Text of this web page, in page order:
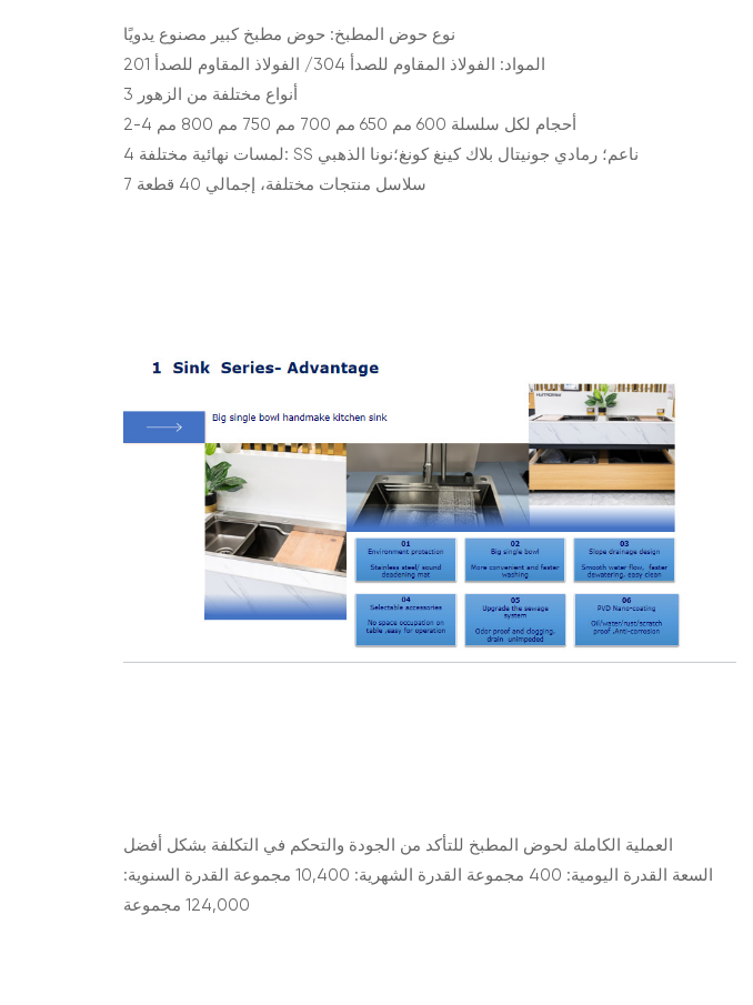
نوع حوض المطبخ: حوض مطبخ كبير مصنوع يدويًا
المواد: الفولاذ المقاوم للصدأ 304/ الفولاذ المقاوم للصدأ 201
3 أنواع مختلفة من الزهور
2-4 أحجام لكل سلسلة 600 مم 650 مم 700 مم 750 مم 800 مم
4 لمسات نهائية مختلفة: SS ناعم؛ رمادي جونيتال بلاك كينغ كونغ؛نونا الذهبي
7 سلاسل منتجات مختلفة، إجمالي 40 قطعة
العملية الكاملة لحوض المطبخ للتأكد من الجودة والتحكم في التكلفة بشكل أفضل
السعة القدرة اليومية: 400 مجموعة القدرة الشهرية: 10,400 مجموعة القدرة السنوية:
124,000 مجموعة